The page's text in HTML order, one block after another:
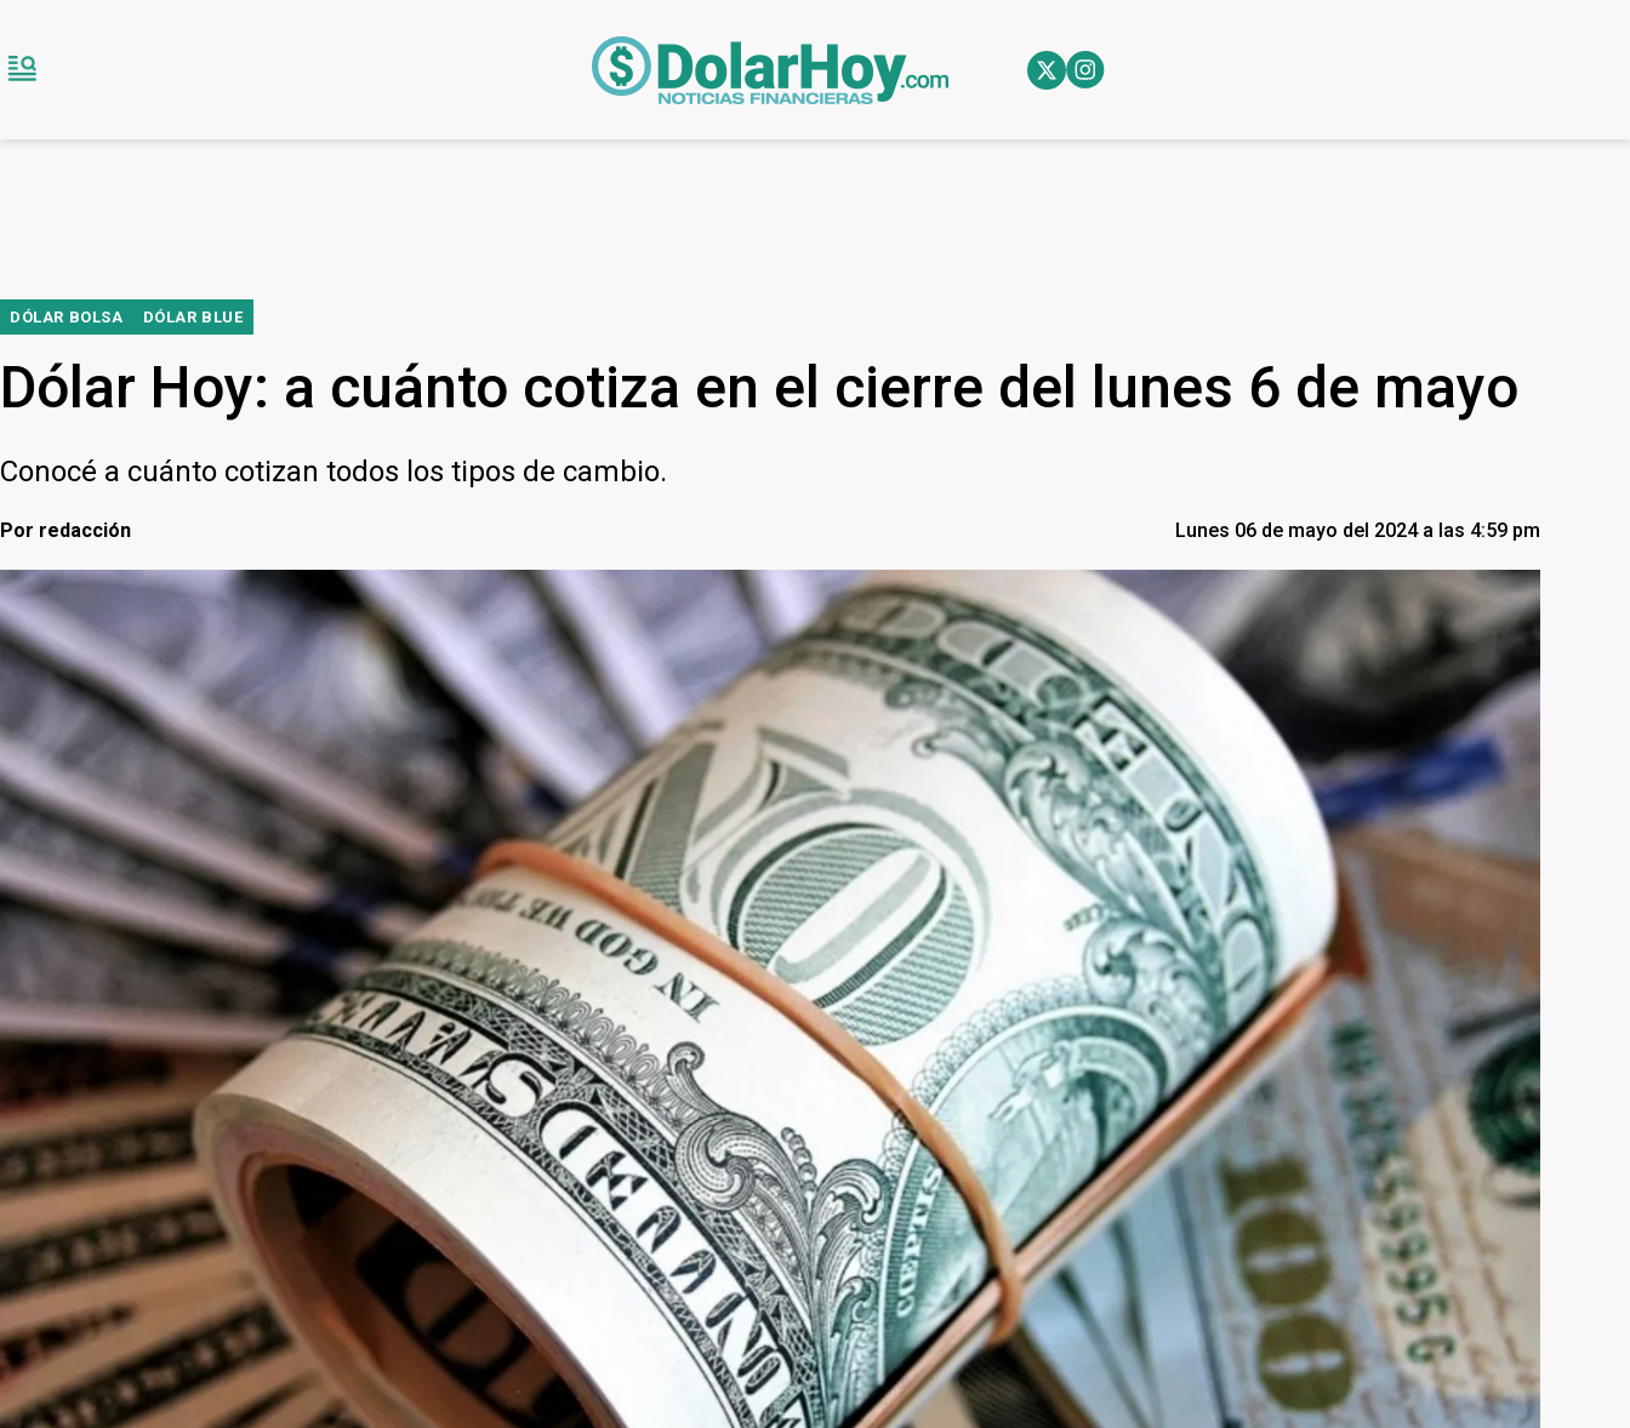
DÓLAR BOLSA DÓLAR BLUE
Dólar Hoy: a cuánto cotiza en el cierre del lunes 6 de mayo
Conocé a cuánto cotizan todos los tipos de cambio.
Por redacción Lunes 06 de mayo del 2024 a las 4:59 pm